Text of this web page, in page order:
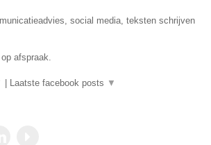
social media, teksten schrijven
afspraak.
Laatste facebook posts ▼